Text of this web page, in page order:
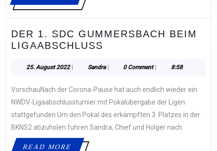
MORE
DER 1. SDC GUMMERSBACH BEIM
LIGAABSCHLUSS
SDC
BEIM
LIGAABSCHLUSS
25. August 202225.
SandraSandra 0 Comment 8:58
VorschauNach der Corona-Pause hat auch endlich wieder ein
NWDV-Ligaabschlussturnier mit Pokalübergabe der Ligen
stattgefunden.Um den Pokal des erkämpften 3. Platzes in der
BKNS2 abzuholen fuhren Sandra, Chief und Holger nach
READ MOREREAD